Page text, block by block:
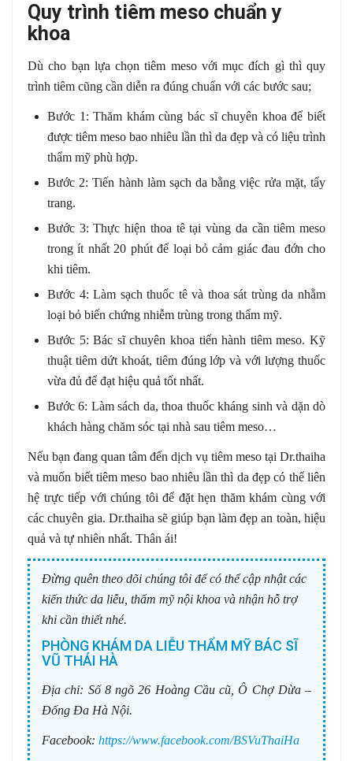
Quy trình tiêm meso chuẩn y
khoa
Dù cho bạn lựa chọn tiêm meso với mục đích gì thì quy
trình tiêm cũng cần diễn ra đúng chuẩn với các bước sau;
Bước 1: Thăm khám cùng bác sĩ chuyên khoa để biết
được tiêm meso bao nhiêu lần thì da đẹp và có liệu trình
thẩm mỹ phù hợp.
Bước 2: Tiến hành làm sạch da bằng việc rửa mặt, tẩy
trang.
Bước 3: Thực hiện thoa tê tại vùng da cần tiêm meso
trong ít nhất 20 phút để loại bỏ cảm giác đau đớn cho
khi tiêm.
Bước 4: Làm sạch thuốc tê và thoa sát trùng da nhằm
loại bỏ biến chứng nhiễm trùng trong thẩm mỹ.
Bước 5: Bác sĩ chuyên khoa tiến hành tiêm meso. Kỹ
thuật tiêm dứt khoát, tiêm đúng lớp và với lượng thuốc
vừa đủ để đạt hiệu quả tốt nhất.
Bước 6: Làm sách da, thoa thuốc kháng sinh và dặn dò
khách hàng chăm sóc tại nhà sau tiêm meso…
Nếu bạn đang quan tâm đến dịch vụ tiêm meso tại Dr.thaiha
và muốn biết tiêm meso bao nhiêu lần thì da đẹp có thể liên
hệ trực tiếp với chúng tôi để đặt hẹn thăm khám cùng với
các chuyên gia. Dr.thaiha sẽ giúp bạn làm đẹp an toàn, hiệu
quả và tự nhiên nhất. Thân ái!
Đừng quên theo dõi chúng tôi để có thể cập nhật các
kiến thức da liễu, thẩm mỹ nội khoa và nhận hỗ trợ
khi cần thiết nhé.
PHÒNG KHÁM DA LIỄU THẨM MỸ BÁC SĨ
VŨ THÁI HÀ
Địa chỉ: Số 8 ngõ 26 Hoàng Cầu cũ, Ô Chợ Dừa –
Đống Đa Hà Nội.
Facebook: https://www.facebook.com/BSVuThaiHa